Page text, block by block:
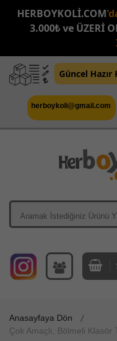
HERBOYKOLİ.COM
3.000₺ ve ÜZERİ
Güncel Hazır
herboykoli@gmail.com
Anasayfaya Dön
Çok Amaçlı, Bölmeli Klasör